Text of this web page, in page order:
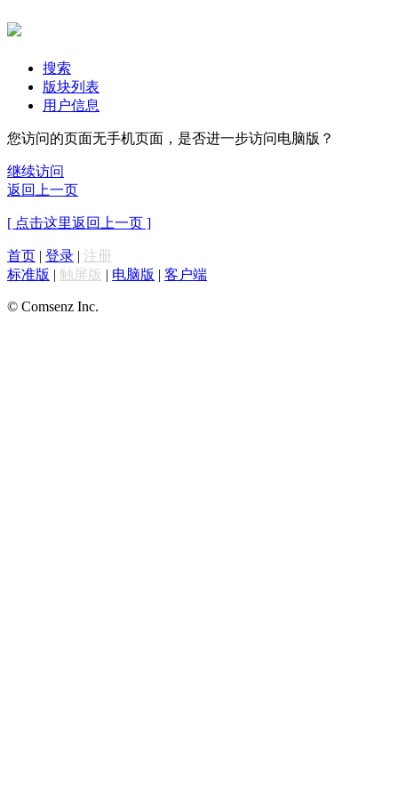
搜索
版块列表
用户信息
您访问的页面无手机页面，是否进一步访问电脑版？
继续访问
返回上一页
[ 点击这里返回上一页 ]
首页 | 登录 | 注册
标准版 | 触屏版 | 电脑版 | 客户端
© Comsenz Inc.